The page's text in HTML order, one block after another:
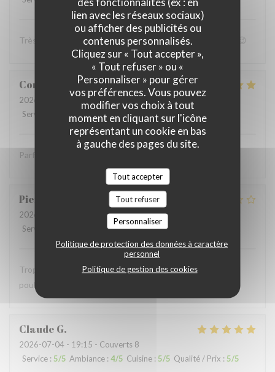
lien avec les réseaux sociaux)
ou afficher des publicités ou
contenus personnalisés.
Cliquez sur « Tout accepter »,
« Tout refuser » ou «
Personnaliser » pour gérer
vos préférences. Vous pouvez
modifier vos choix à tout
moment en cliquant sur l'icône
représentant un cookie en bas
à gauche des pages du site.
Tout accepter
Tout refuser
Personnaliser
Politique de protection des données à caractère
personnel
Politique de gestion des cookies
Très bon accueil et patron super sympa Personnel au top😉
Coralie
2026-07-05
- 12:15 - Couverts 4
Service
Ambiance: Cuisine Qualité / Prix
Parfait comme toujours !
Pierre
2026-07-05
- 12:30 - Couverts 9
Service
:1/5 Cuisine:2/5
Trop bruyant Impossible de parler Salade Caesar avec du
poulet chaud …
Claude G
2026-07-04 - 19:15 - Couverts 8
Service : 5/5 Ambiance : 4/5 Cuisine : 5/5 Qualité / Prix : 5/5